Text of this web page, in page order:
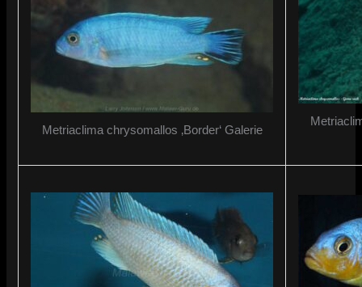
Metriaclima chrysomallos ‚Border‘ Galerie